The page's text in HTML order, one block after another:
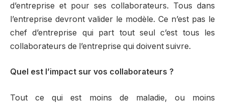
d’entreprise et pour ses collaborateurs. Tous dans
l’entreprise devront valider le modèle. Ce n’est pas le
chef d’entreprise qui part tout seul c’est tous les
collaborateurs de l’entreprise qui doivent suivre.
Quel est l’impact sur vos collaborateurs ?
Tout ce qui est moins de maladie, ou moins